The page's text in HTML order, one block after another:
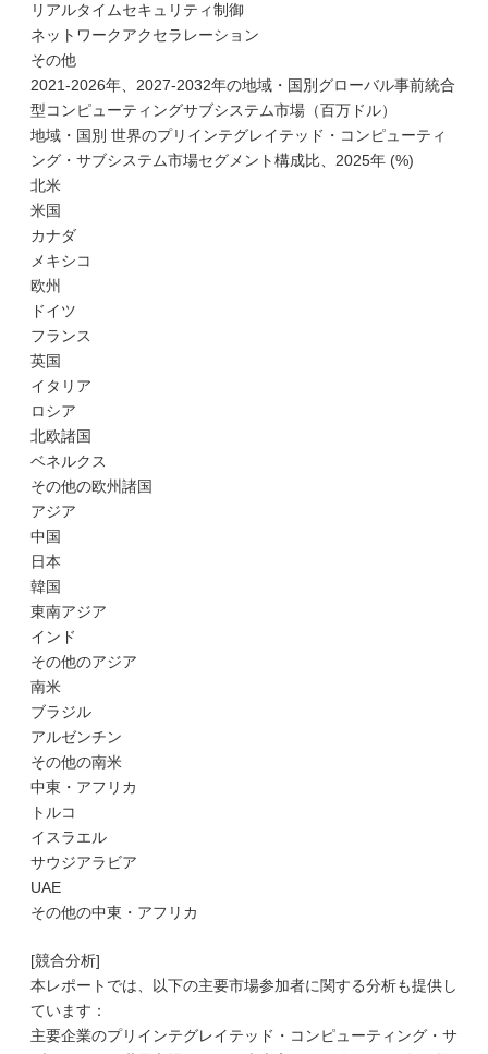
リアルタイムセキュリティ制御
ネットワークアクセラレーション
その他
2021-2026年、2027-2032年の地域・国別グローバル事前統合
型コンピューティングサブシステム市場（百万ドル）
地域・国別 世界のプリインテグレイテッド・コンピューティ
ング・サブシステム市場セグメント構成比、2025年 (%)
北米
米国
カナダ
メキシコ
欧州
ドイツ
フランス
英国
イタリア
ロシア
北欧諸国
ベネルクス
その他の欧州諸国
アジア
中国
日本
韓国
東南アジア
インド
その他のアジア
南米
ブラジル
アルゼンチン
その他の南米
中東・アフリカ
トルコ
イスラエル
サウジアラビア
UAE
その他の中東・アフリカ
[競合分析]
本レポートでは、以下の主要市場参加者に関する分析も提供し
ています：
主要企業のプリインテグレイテッド・コンピューティング・サ